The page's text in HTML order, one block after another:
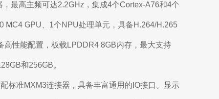
最高主频可达2.2GHz，集成4个Cortex-A76和4个
MC4 GPU、1个NPU处理单元，具备H.264/H.265
高性能配置，板载LPDDR4 8GB内存，最大支持
和256GB。
标准MXM3连接器，具备丰富通用的IO接口。显示